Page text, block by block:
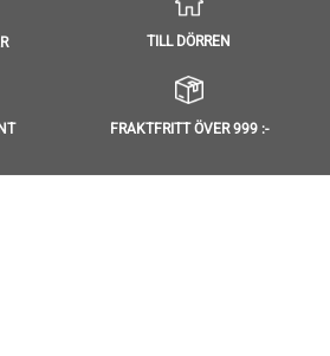
TILL DÖRREN
FRAKTFRITT ÖVER 999 :-